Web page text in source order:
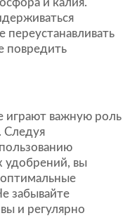
и калия.
переустанавливать
повредить
играют важную роль
Следуя
удобрений, вы
забывайте
и регулярно